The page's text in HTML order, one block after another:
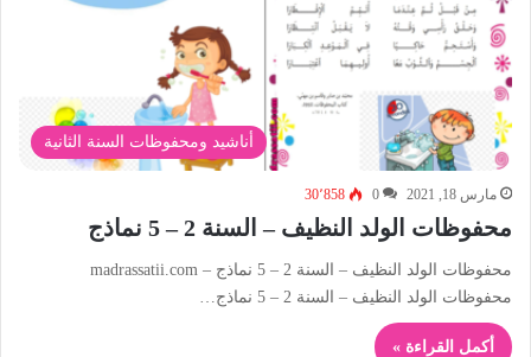
أناشيد ومحفوظات السنة الثانية
مارس 18, 2021 0 30٬858
محفوظات الولد النظيف – السنة 2 – 5 نماذج
محفوظات الولد النظيف – السنة 2 – 5 نماذج – madrassatii.com
محفوظات الولد النظيف – السنة 2 – 5 نماذج…
أكمل القراءة »